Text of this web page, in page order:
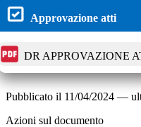
Approvazione atti
DR APPROVAZIONE
Pubblicato il 11/04/2024 —
Azioni sul documento